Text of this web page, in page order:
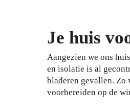
Je huis
Aangezien we ons
en isolatie is al
bladeren gevallen. Zo
voorbereiden op de